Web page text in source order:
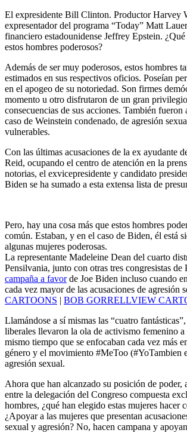
El expresidente Bill Clinton. Productor Harvey
expresentador del programa “Today” Matt
financiero estadounidense Jeffrey Epstein.
estos hombres poderosos?
Además de ser muy poderosos, estos hombres
estimados en sus respectivos oficios. Poseían
en el apogeo de su notoriedad. Son firmes
momento u otro disfrutaron de un gran
consecuencias de sus acciones. También fueron
caso de Weinstein condenado, de agresión
vulnerables.
Con las últimas acusaciones de la ex ayudante
Reid, ocupando el centro de atención en la
notorias, el exvicepresidente y candidato
Biden se ha sumado a esta extensa lista de
Pero, hay una cosa más que estos hombres
común. Estaban, y en el caso de Biden, él está
algunas mujeres poderosas.
La representante Madeleine Dean del cuarto
Pensilvania, junto con otras tres congresistas de
campaña a favorde Joe Biden incluso cuando
cada vez mayor de las acusaciones de agresión
CARTOONS | BOB GORRELLVIEW
Llamándose a sí mismas las “cuatro
liberales llevaron la ola de activismo femenino
mismo tiempo que se enfocaban cada vez más
género y el movimiento #MeToo (#YoTambien
agresión sexual.
Ahora que han alcanzado su posición de poder,
entre la delegación del Congreso compuesta
hombres, ¿qué han elegido estas mujeres hacer
¿Apoyar a las mujeres que presentan
sexual y agresión? No, hacen campana y